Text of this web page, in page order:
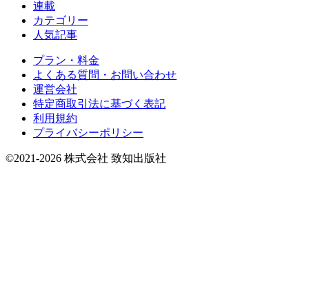
連載
カテゴリー
人気記事
プラン・料金
よくある質問・お問い合わせ
運営会社
特定商取引法に基づく表記
利用規約
プライバシーポリシー
©2021-2026 株式会社 致知出版社